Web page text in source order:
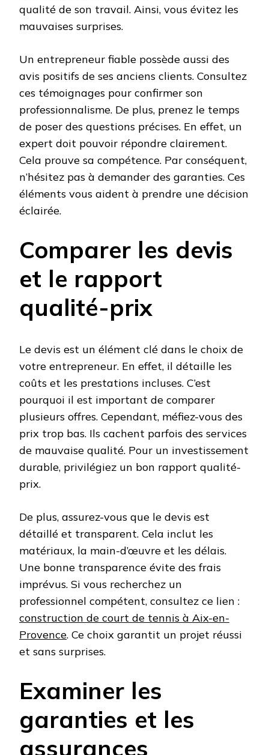
qualité de son travail. Ainsi, vous évitez les
mauvaises surprises.
Un entrepreneur fiable possède aussi des
avis positifs de ses anciens clients. Consultez
ces témoignages pour confirmer son
professionnalisme. De plus, prenez le temps
de poser des questions précises. En effet, un
expert doit pouvoir répondre clairement.
Cela prouve sa compétence. Par conséquent,
n’hésitez pas à demander des garanties. Ces
éléments vous aident à prendre une décision
éclairée.
Comparer les devis
et le rapport
qualité-prix
Le devis est un élément clé dans le choix de
votre entrepreneur. En effet, il détaille les
coûts et les prestations incluses. C’est
pourquoi il est important de comparer
plusieurs offres. Cependant, méfiez-vous des
prix trop bas. Ils cachent parfois des services
de mauvaise qualité. Pour un investissement
durable, privilégiez un bon rapport qualité-
prix.
De plus, assurez-vous que le devis est
détaillé et transparent. Cela inclut les
matériaux, la main-d’œuvre et les délais.
Une bonne transparence évite des frais
imprévus. Si vous recherchez un
professionnel compétent, consultez ce lien :
construction de court de tennis à Aix-en-
Provence. Ce choix garantit un projet réussi
et sans surprises.
Examiner les
garanties et les
assurances